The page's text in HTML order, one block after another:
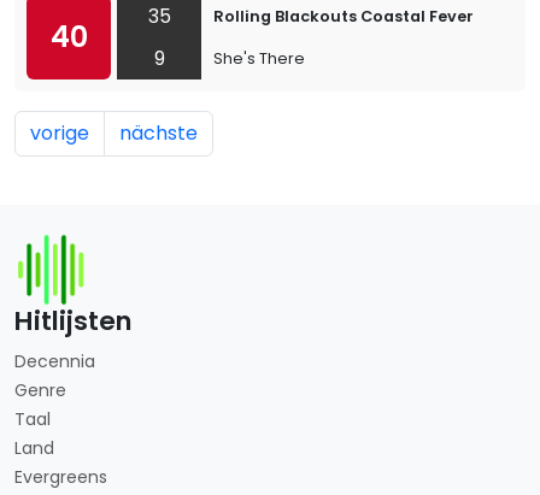
40
35
9
Rolling Blackouts Coastal Fever
She's There
vorige nächste
Hitlijsten
Decennia
Genre
Taal
Land
Evergreens